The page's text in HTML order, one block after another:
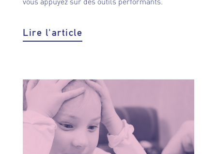
Lire l'article